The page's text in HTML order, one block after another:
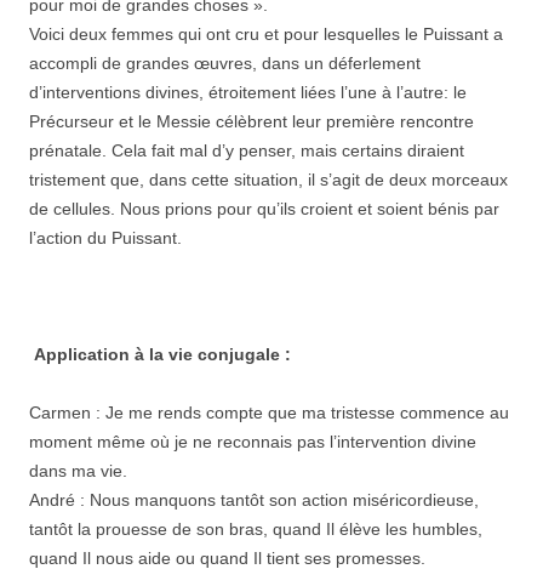
pour moi de grandes choses ».
Voici deux femmes qui ont cru et pour lesquelles le Puissant a
accompli de grandes œuvres, dans un déferlement
d’interventions divines, étroitement liées l’une à l’autre: le
Précurseur et le Messie célèbrent leur première rencontre
prénatale. Cela fait mal d’y penser, mais certains diraient
tristement que, dans cette situation, il s’agit de deux morceaux
de cellules. Nous prions pour qu’ils croient et soient bénis par
l’action du Puissant.
Application à la vie conjugale :
Carmen : Je me rends compte que ma tristesse commence au
moment même où je ne reconnais pas l’intervention divine
dans ma vie.
André : Nous manquons tantôt son action miséricordieuse,
tantôt la prouesse de son bras, quand Il élève les humbles,
quand Il nous aide ou quand Il tient ses promesses.